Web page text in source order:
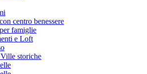
centro benessere
famiglie
e Loft
storiche